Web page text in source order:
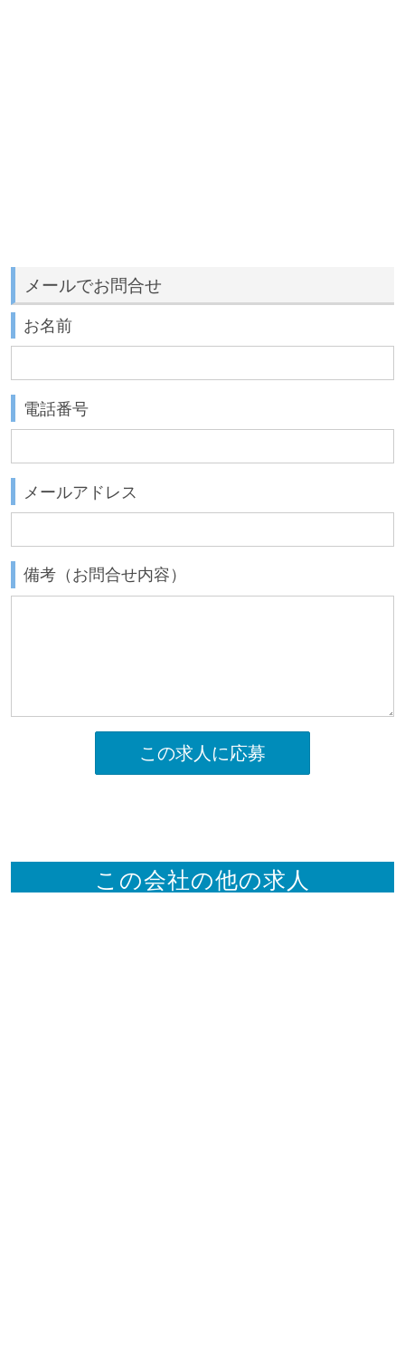
メールでお問合せ
お名前
電話番号
メールアドレス
備考（お問合せ内容）
この求人に応募
この会社の他の求人